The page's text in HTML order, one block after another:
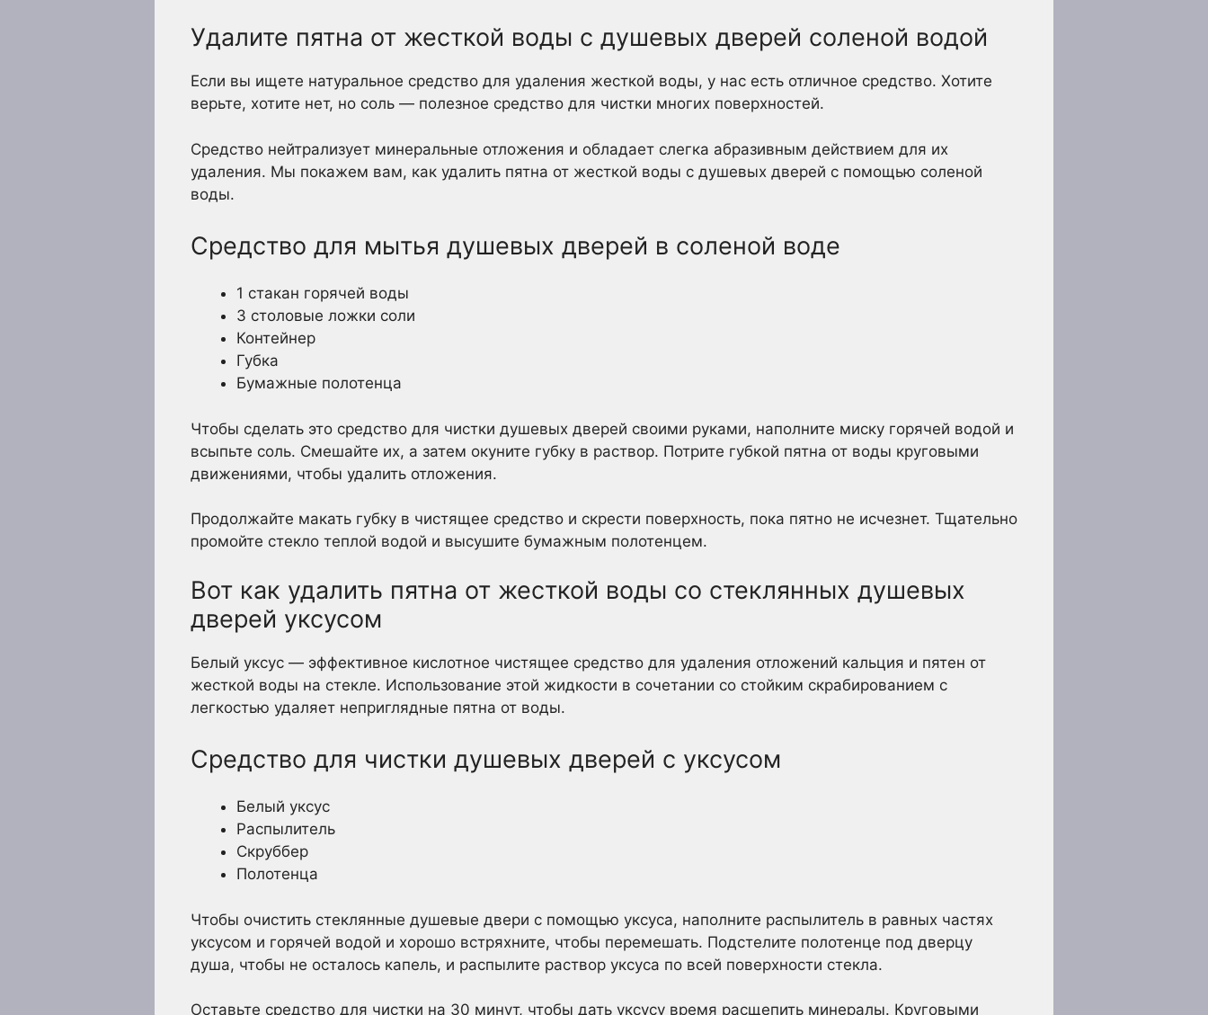
Удалите пятна от жесткой воды с душевых дверей соленой водой
Если вы ищете натуральное средство для удаления жесткой воды, у нас есть отличное средство. Хотите
верьте, хотите нет, но соль — полезное средство для чистки многих поверхностей.
Средство нейтрализует минеральные отложения и обладает слегка абразивным действием для их
удаления. Мы покажем вам, как удалить пятна от жесткой воды с душевых дверей с помощью соленой
воды.
Средство для мытья душевых дверей в соленой воде
1 стакан горячей воды
3 столовые ложки соли
Контейнер
Губка
Бумажные полотенца
Чтобы сделать это средство для чистки душевых дверей своими руками, наполните миску горячей водой и
всыпьте соль. Смешайте их, а затем окуните губку в раствор. Потрите губкой пятна от воды круговыми
движениями, чтобы удалить отложения.
Продолжайте макать губку в чистящее средство и скрести поверхность, пока пятно не исчезнет. Тщательно
промойте стекло теплой водой и высушите бумажным полотенцем.
Вот как удалить пятна от жесткой воды со стеклянных душевых
дверей уксусом
Белый уксус — эффективное кислотное чистящее средство для удаления отложений кальция и пятен от
жесткой воды на стекле. Использование этой жидкости в сочетании со стойким скрабированием с
легкостью удаляет неприглядные пятна от воды.
Средство для чистки душевых дверей с уксусом
Белый уксус
Распылитель
Скруббер
Полотенца
Чтобы очистить стеклянные душевые двери с помощью уксуса, наполните распылитель в равных частях
уксусом и горячей водой и хорошо встряхните, чтобы перемешать. Подстелите полотенце под дверцу
душа, чтобы не осталось капель, и распылите раствор уксуса по всей поверхности стекла.
Оставьте средство для чистки на 30 минут, чтобы дать уксусу время расщепить минералы. Круговыми